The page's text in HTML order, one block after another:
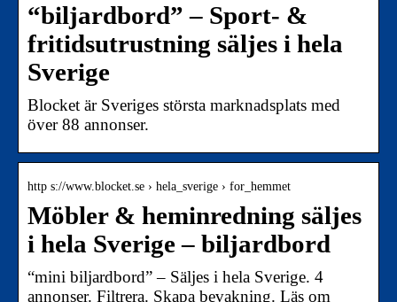
“biljardbord” – Sport- &
fritidsutrustning säljes i hela
Sverige
Blocket är Sveriges största marknadsplats med
över 88 annonser.
http s://www.blocket.se › hela_sverige › for_hemmet
Möbler & heminredning säljes
i hela Sverige – biljardbord
“mini biljardbord” – Säljes i hela Sverige. 4
annonser. Filtrera. Skapa bevakning. Läs om